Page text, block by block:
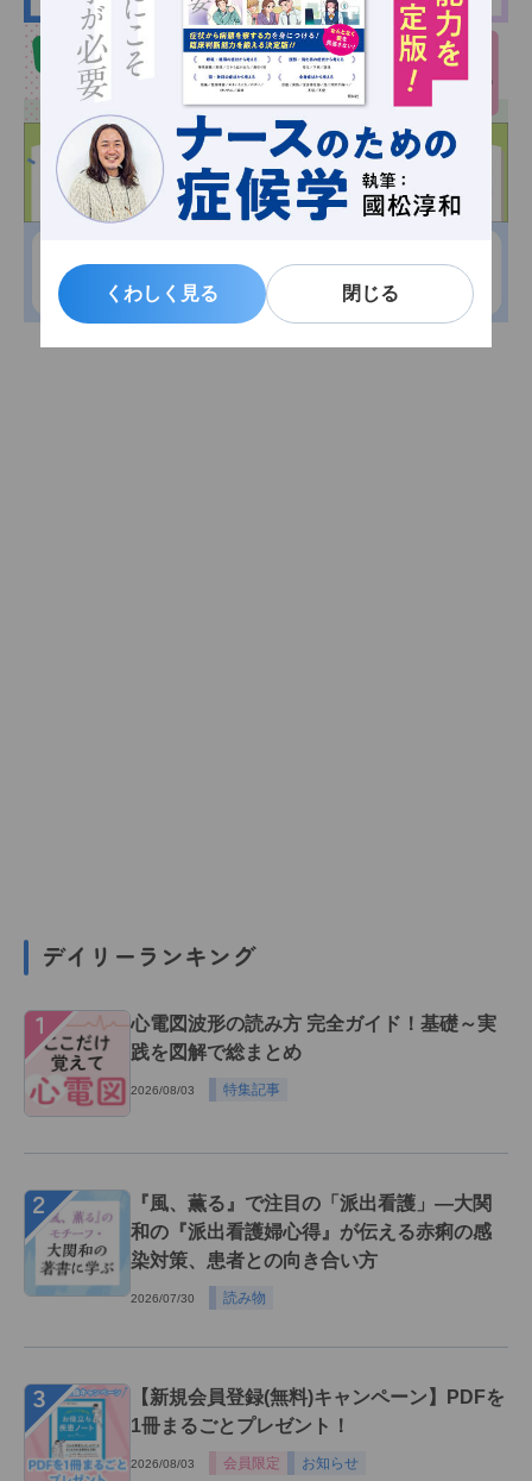
くわしく見る 閉じる
くわしく見る 閉じる
デイリーランキング
１
心電図波形の読み方 完全ガイド！基礎～実
践を図解で総まとめ
2026/08/03 特集記事
２
『風、薫る』で注目の「派出看護」―大関
和の『派出看護婦心得』が伝える赤痢の感
染対策、患者との向き合い方
2026/07/30 読み物
３
【新規会員登録(無料)キャンペーン】PDFを
1冊まるごとプレゼント！
2026/08/03 会員限定 お知らせ